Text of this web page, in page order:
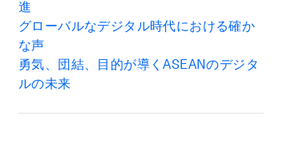
進
グローバルなデジタル時代における確か
な声
勇気、団結、目的が導くASEANのデジタ
ルの未来